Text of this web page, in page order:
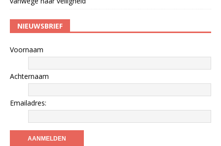
NIEUWSBRIEF
Voornaam
Achternaam
Emailadres: